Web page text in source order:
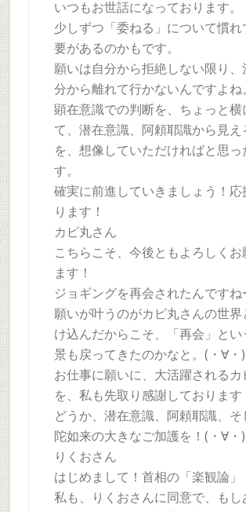
いつもお世話になっております。
少しずつ「委ねる」について慣れ
要があるのかもです。
願いは自分から拒絶しない限り、
分から離れて行かないんですよね
顕在意識での判断を、ちょっと横
て、潜在意識、阿頼耶識から見え
を、想像していただければと思っ
す。
確実に前進していきましょう！応
ります！
カピ丸さん
こちらこそ、今後ともよろしくお
ます！
ジョギングを再会されたんですね
願いが叶うのがカピ丸さんの世界
け込んだからこそ、「再会」とい
景も戻ってきたのかなと。(・∀・)
お仕事に願いに、大活躍されるカ
を、私も先取り感謝しております
どうか、潜在意識、阿頼耶識、そ
陀如来の大きなご加護を！(・∀・)
りくおさん
はじめまして！首相の「楽観論」
私も、りくおさんに同意で、もし